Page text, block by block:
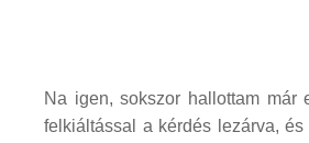
Na igen, sokszor hallottam már
felkiáltással a kérdés lezárva, és